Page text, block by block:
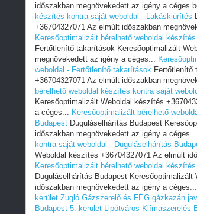
időszakban megnövekedett az igény a céges
készítés kontra saját weboldal - Lakáskiürítés
+36704327071 Az elmúlt időszakban
Keresőoptimalizált bérelhető weboldal
Fertőtlenítő takarítások Keresőoptimalizált
megnövekedett az igény a céges...
weboldal - Fertőtlenítő takarítások Fertőtlenítő
+36704327071 Az elmúlt időszakban
bérelhető weboldal készítés kontra saját
Keresőoptimalizált Weboldal készítés
a céges... Keresőoptimalizált bérelhető
Budapest Duguláselhárítás Budapest
időszakban megnövekedett az igény a céges...
kontra saját weboldal - Duguláselhárítás
Weboldal készítés +36704327071 Az elmúlt
Keresőoptimalizált bérelhető weboldal
Duguláselhárítás Budapest
időszakban megnövekedett az igény a céges...
kerület Zugló Gázszerelő és FÉG gázkazán
Budapest 5. kerület Lipótváros Klímaszerelés